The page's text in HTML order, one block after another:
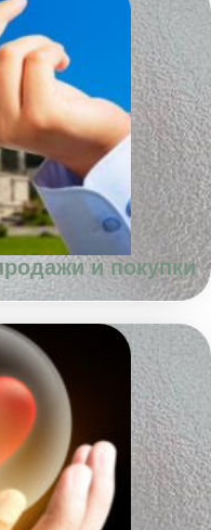
и покупки